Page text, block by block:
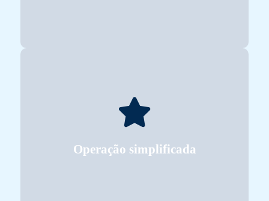
Operação simplificada
Operação simplificada
acionamento por botão único e parada de emergência
para garantir segurança ao operador.